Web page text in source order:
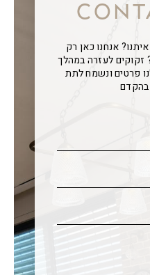
אנחנו כאן רק
לעזרה במהלך
פרטים ונשמח לתת